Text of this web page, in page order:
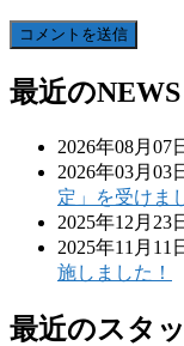
最近のNEWS
2026年08月07
2026年03月03
定」を受けま
2025年12月23
2025年11月11
施しました！
最近のスタ